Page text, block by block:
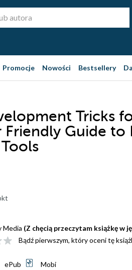
Promocje Nowości Bestsellery
Tricks
Friendly Guide to
Media (Z chęcią przeczytam książkę w
Bądź pierwszym, który oceni tę
ePub Mobi